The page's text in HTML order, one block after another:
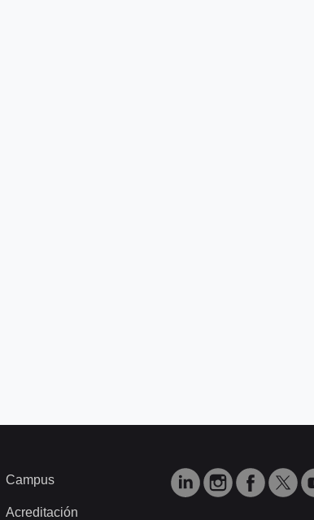
Campus
Acreditación